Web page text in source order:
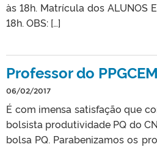
às 18h. Matrícula dos ALUNOS
18h. OBS: […]
Professor do
06/02/2017
É com imensa satisfação que
bolsista produtividade PQ do
bolsa PQ. Parabenizamos os